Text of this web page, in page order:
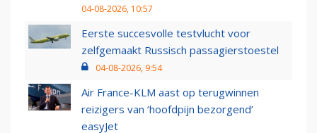
04-08-2026, 10:57
Eerste succesvolle testvlucht voor
zelfgemaakt Russisch passagierstoestel
04-08-2026, 9:54
Air France-KLM aast op terugwinnen
reizigers van ‘hoofdpijn bezorgend’
easyJet